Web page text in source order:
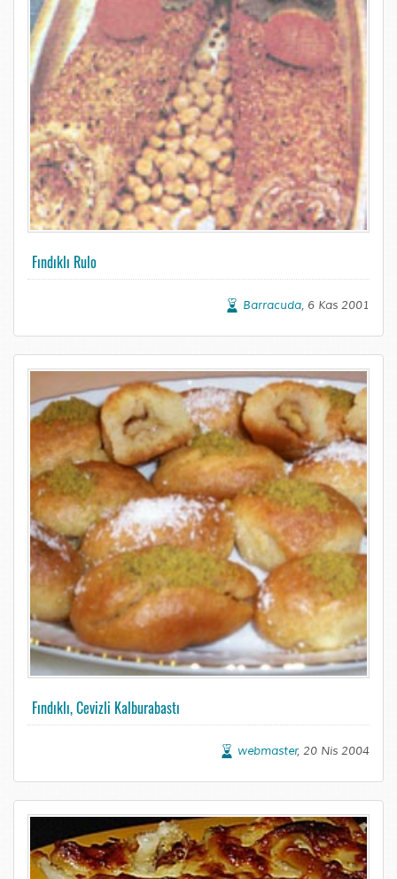
Fındıklı Rulo
Barracuda, 6 Kas 2001
Fındıklı, Cevizli Kalburabastı
webmaster, 20 Nis 2004